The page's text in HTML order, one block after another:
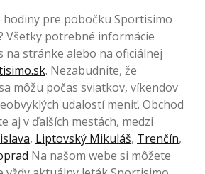
hodiny pre pobočku Sportisimo
Všetky potrebné informácie
na stránke alebo na oficiálnej
. Nezabudnite, že
môžu počas sviatkov, víkendov
udalostí meniť. Obchod
aj v ďalších mestách, medzi
, Liptovský Mikuláš, Trenčín,
Na našom webe si môžete